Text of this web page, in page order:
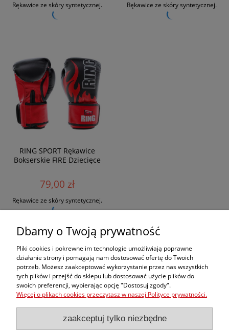
Rękawice ze skóry syntetycznej. Rękawice ze skóry syntetycznej.
RING SPORT Rękawice
Bokserskie FIRE Dziecięce
79,00 zł
Rękawice ze skóry syntetycznej.
Zamówienia
Moje konto
dobrekimona
Dbamy o Twoją prywatność
Pliki cookies i pokrewne im technologie umożliwiają poprawne
działanie strony i pomagają nam dostosować ofertę do Twoich
potrzeb. Możesz zaakceptować wykorzystanie przez nas wszystkich
tych plików i przejść do sklepu lub dostosować użycie plików do
swoich preferencji, wybierając opcję "Dostosuj zgody".
Więcej o plikach cookies przeczytasz w naszej Polityce prywatności.
zaakceptuj tylko niezbędne